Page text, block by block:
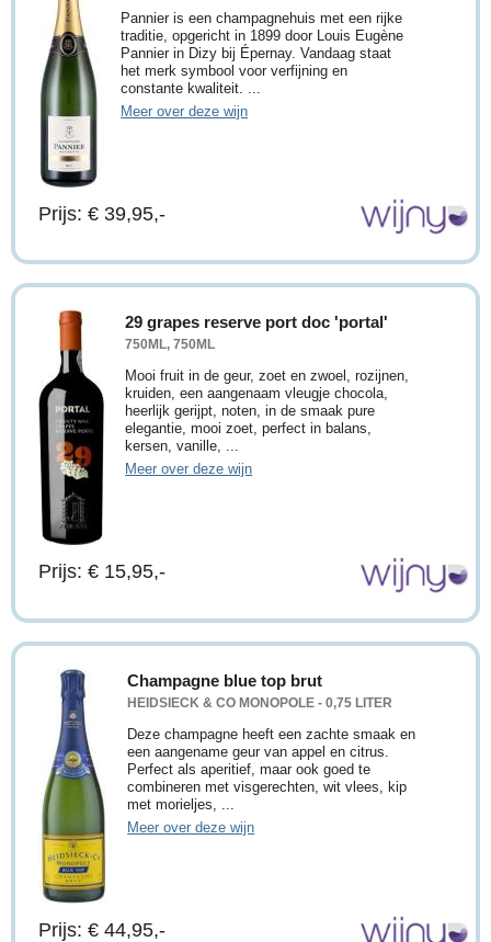
Pannier is een champagnehuis met een rijke
traditie, opgericht in 1899 door Louis Eugène
Pannier in Dizy bij Épernay. Vandaag staat
het merk symbool voor verfijning en
constante kwaliteit. ...
Meer over deze wijn
Prijs: € 39,95,-
29 grapes reserve port doc 'portal'
750ML, 750ML
Mooi fruit in de geur, zoet en zwoel, rozijnen,
kruiden, een aangenaam vleugje chocola,
heerlijk gerijpt, noten, in de smaak pure
elegantie, mooi zoet, perfect in balans,
kersen, vanille, ...
Meer over deze wijn
Prijs: € 15,95,-
Champagne blue top brut
HEIDSIECK & CO MONOPOLE - 0,75 LITER
Deze champagne heeft een zachte smaak en
een aangename geur van appel en citrus.
Perfect als aperitief, maar ook goed te
combineren met visgerechten, wit vlees, kip
met morieljes, ...
Meer over deze wijn
Prijs: € 44,95,-